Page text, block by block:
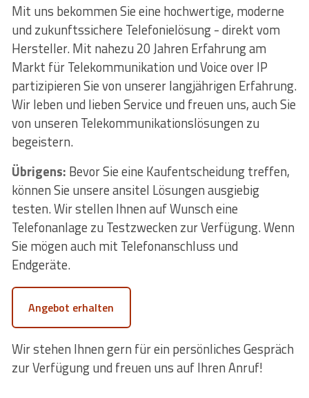
Mit uns bekommen Sie eine hochwertige, moderne
und zukunftssichere Telefonielösung - direkt vom
Hersteller. Mit nahezu 20 Jahren Erfahrung am
Markt für Telekommunikation und Voice over IP
partizipieren Sie von unserer langjährigen Erfahrung.
Wir leben und lieben Service und freuen uns, auch Sie
von unseren Telekommunikationslösungen zu
begeistern.
Übrigens: Bevor Sie eine Kaufentscheidung treffen,
können Sie unsere ansitel Lösungen ausgiebig
testen. Wir stellen Ihnen auf Wunsch eine
Telefonanlage zu Testzwecken zur Verfügung. Wenn
Sie mögen auch mit Telefonanschluss und
Endgeräte.
Angebot erhalten
Wir stehen Ihnen gern für ein persönliches Gespräch
zur Verfügung und freuen uns auf Ihren Anruf!